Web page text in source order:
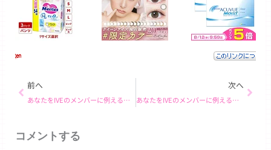
Prev
前へ
あなたをIVEのメンバーに例えると… ガウル！
次へ
あなたをIVEのメンバーに例えると… ウォニョン！
コメントする